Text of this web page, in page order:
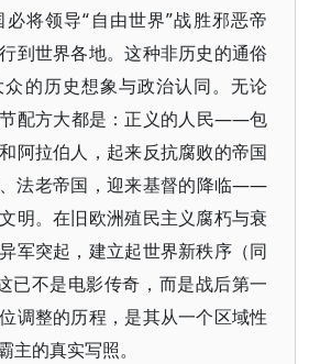
将领导“自由世界”战胜邪恶帝
到世界各地。这种非历史的通俗
的历史想象与政治认同。无论
配方大都是：正义的人民——包
阿拉伯人，起来反抗腐败的帝国
法老帝国，迎来基督的降临——
明。在旧欧洲殖民主义腐朽与衰
军突起，建立起世界新秩序（同
已不是电影传奇，而是战后第一
调整的历程，是其从一个区域性
主的真实写照。